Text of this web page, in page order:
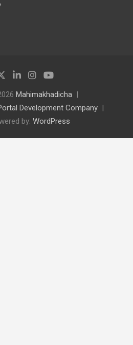
Mahimakhadicha
Development Company
by: WordPress